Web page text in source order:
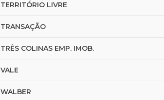
TERRITÓRIO LIVRE
TRANSAÇÃO
TRÊS COLINAS EMP. IMOB.
VALE
WALBER